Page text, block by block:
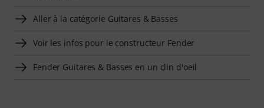
Aller à la catégorie Guitares & Basses
Voir les infos pour le constructeur Fender
Fender Guitares & Basses en un clin d'oeil